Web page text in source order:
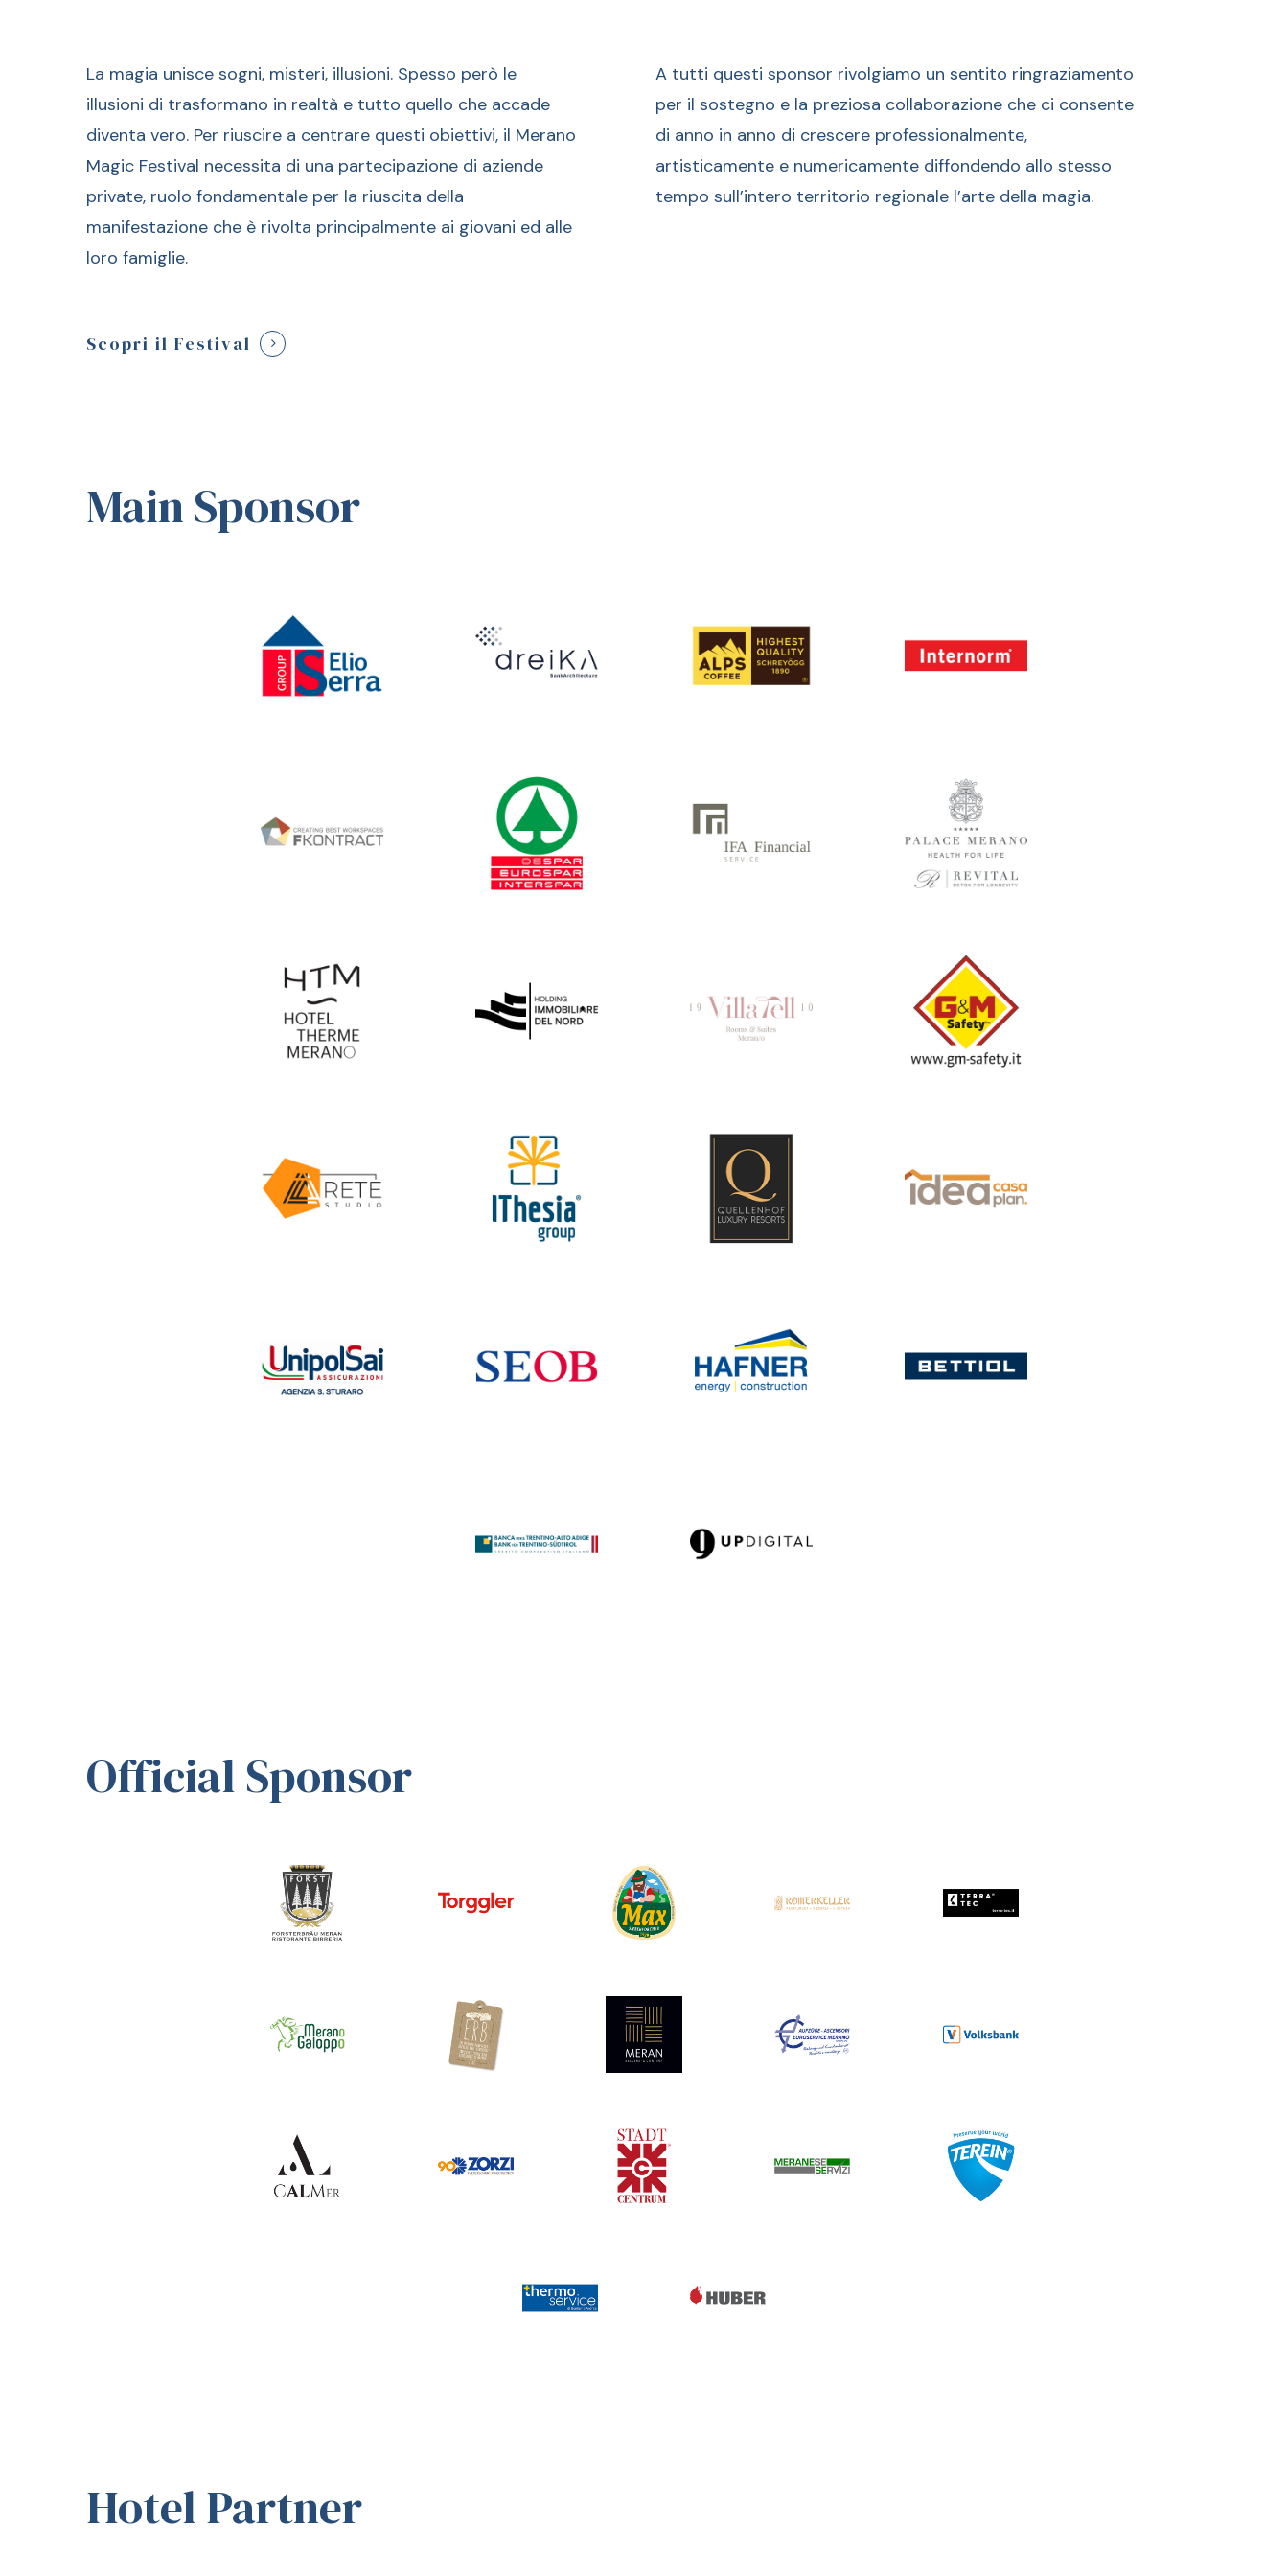
La magia unisce sogni, misteri, illusioni. Spesso però le
illusioni di trasformano in realtà e tutto quello che accade
diventa vero. Per riuscire a centrare questi obiettivi, il Merano
Magic Festival necessita di una partecipazione di aziende
private, ruolo fondamentale per la riuscita della
manifestazione che è rivolta principalmente ai giovani ed alle
loro famiglie.
A tutti questi sponsor rivolgiamo un sentito ringraziamento
per il sostegno e la preziosa collaborazione che ci consente
di anno in anno di crescere professionalmente,
artisticamente e numericamente diffondendo allo stesso
tempo sull’intero territorio regionale l’arte della magia.
Scopri il Festival
Main Sponsor
Official Sponsor
Hotel Partner